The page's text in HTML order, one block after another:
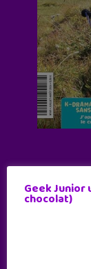
Geek Junior
chocolat)